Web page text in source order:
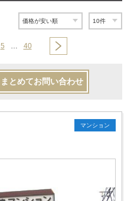
5 … 40
まとめてお問い合わせ
マンション